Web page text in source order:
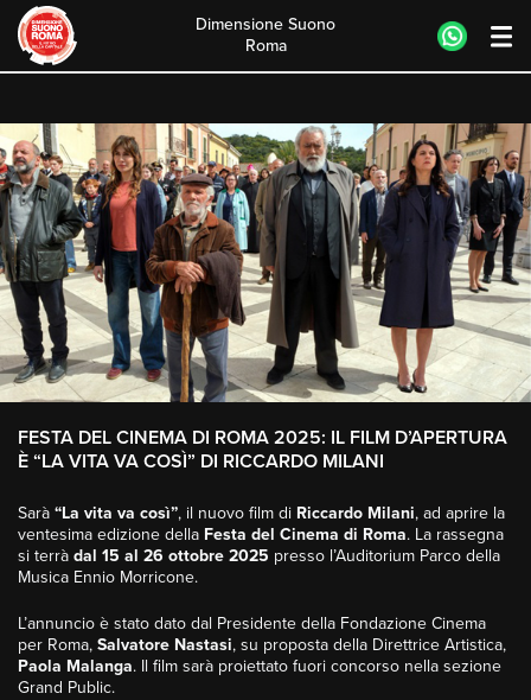
content
Dimensione Suono
Roma
FESTA DEL CINEMA DI ROMA 2025: IL FILM D’APERTURA
È “LA VITA VA COSÌ” DI RICCARDO MILANI
Sarà “La vita va così”, il nuovo film di Riccardo Milani, ad aprire la
ventesima edizione della Festa del Cinema di Roma. La rassegna
si terrà dal 15 al 26 ottobre 2025 presso l’Auditorium Parco della
Musica Ennio Morricone.
L’annuncio è stato dato dal Presidente della Fondazione Cinema
per Roma, Salvatore Nastasi, su proposta della Direttrice Artistica,
Paola Malanga. Il film sarà proiettato fuori concorso nella sezione
Grand Public.